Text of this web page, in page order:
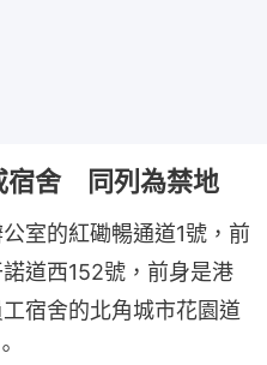
宿舍 同列為禁地
室的紅磡暢通道1號，前
道西152號，前身是港
宿舍的北角城市花園道